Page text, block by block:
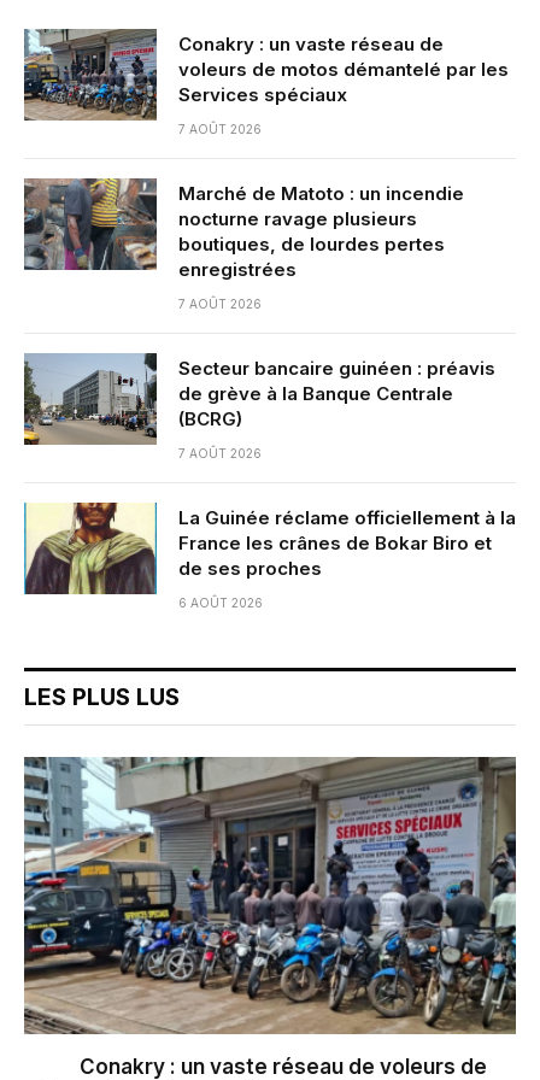
Conakry : un vaste réseau de
voleurs de motos démantelé par les
Services spéciaux
7 AOÛT 2026
Marché de Matoto : un incendie
nocturne ravage plusieurs
boutiques, de lourdes pertes
enregistrées
7 AOÛT 2026
Secteur bancaire guinéen : préavis
de grève à la Banque Centrale
(BCRG)
7 AOÛT 2026
La Guinée réclame officiellement à la
France les crânes de Bokar Biro et
de ses proches
6 AOÛT 2026
LES PLUS LUS
Conakry : un vaste réseau de voleurs de